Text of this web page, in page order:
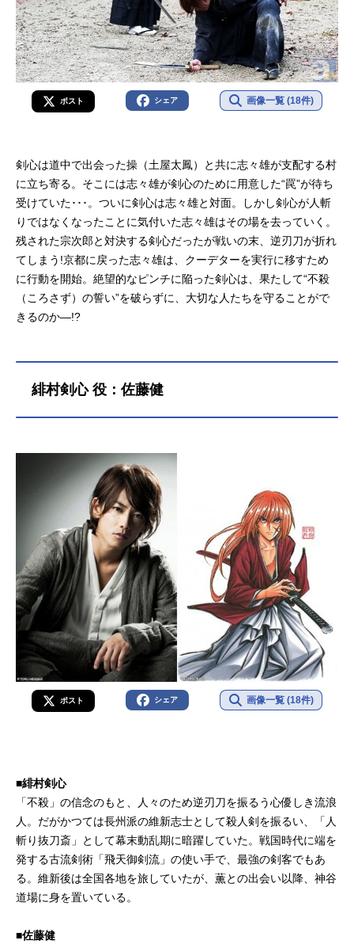
ポスト シェア 画像一覧 (18件)
剣心は道中で出会った操（土屋太鳳）と共に志々雄が支配する村
に立ち寄る。そこには志々雄が剣心のために用意した“罠”が待ち
受けていた･･･。ついに剣心は志々雄と対面。しかし剣心が人斬
りではなくなったことに気付いた志々雄はその場を去っていく。
残された宗次郎と対決する剣心だったが戦いの末、逆刃刀が折れ
てしまう!京都に戻った志々雄は、クーデターを実行に移すため
に行動を開始。絶望的なピンチに陥った剣心は、果たして“不殺
（ころさず）の誓い”を破らずに、大切な人たちを守ることがで
きるのか―!?
緋村剣心 役：佐藤健
ポスト シェア 画像一覧 (18件)
■緋村剣心
「不殺」の信念のもと、人々のため逆刃刀を振るう心優しき流浪
人。だがかつては長州派の維新志士として殺人剣を振るい、「人
斬り抜刀斎」として幕末動乱期に暗躍していた。戦国時代に端を
発する古流剣術「飛天御剣流」の使い手で、最強の剣客でもあ
る。維新後は全国各地を旅していたが、薫との出会い以降、神谷
道場に身を置いている。
■佐藤健